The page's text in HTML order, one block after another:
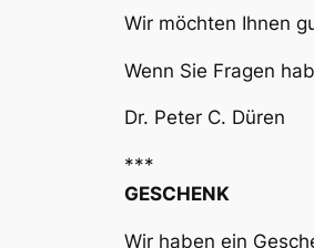
Wir möchten Ihnen
Wenn Sie Fragen
Dr. Peter C. Düren
***
GESCHENK
Wir haben ein